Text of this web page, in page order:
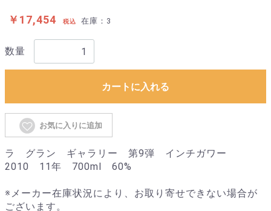
￥17,454 税込 在庫：3
数量
カートに入れる
お気に入りに追加
ラ グラン ギャラリー 第9弾 インチガワー
2010 11年 700ml 60%
※メーカー在庫状況により、お取り寄せできない場合が
ございます。